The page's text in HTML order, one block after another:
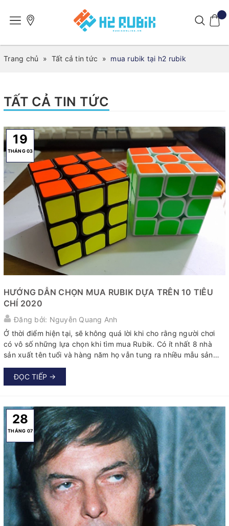
Trang chủ » Tất cả tin tức » mua rubik tại h2 rubik
TẤT CẢ TIN TỨC
19
THÁNG 03
HƯỚNG DẪN CHỌN MUA RUBIK DỰA TRÊN 10 TIÊU
CHÍ 2020
Đăng bởi: Nguyễn Quang Anh
Ở thời điểm hiện tại, sẽ không quá lời khi cho rằng người chơi
có vô số những lựa chọn khi tìm mua Rubik. Có ít nhất 8 nhà
sản xuất tên tuổi và hàng năm họ vẫn tung ra nhiều mẫu sản
hơn...
ĐỌC TIẾP →
28
THÁNG 07